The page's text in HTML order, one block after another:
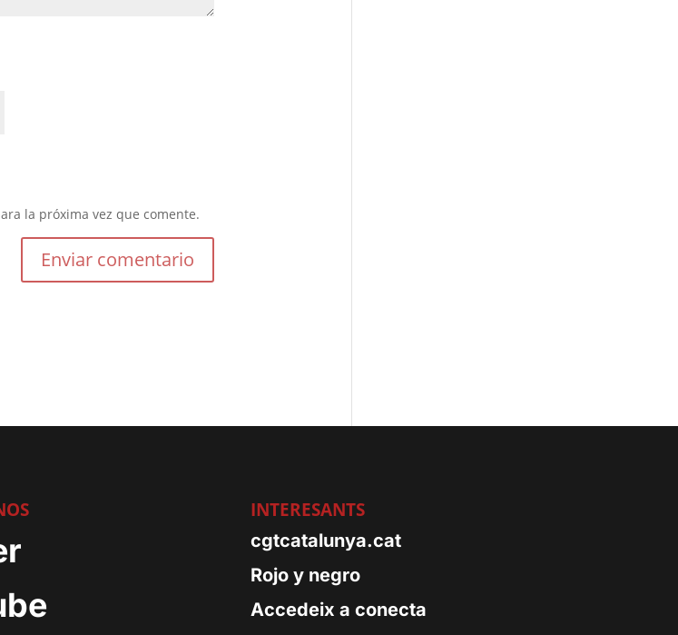
la próxima vez que comente.
INTERESANTS
cgtcatalunya.cat
Rojo y negro
Accedeix a conecta